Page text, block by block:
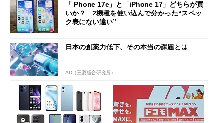
「iPhone 17e」と「iPhone 17」どちらが買
いか？ 2機種を使い込んで分かった“スペッ
ク表にない違い”
日本の創薬力低下、その本当の課題とは
AD（三菱総合研究所）